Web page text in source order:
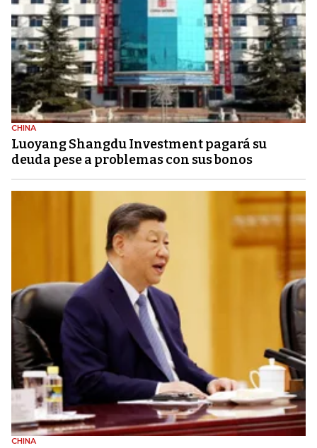
CHINA
Luoyang Shangdu Investment pagará su
deuda pese a problemas con sus bonos
CHINA